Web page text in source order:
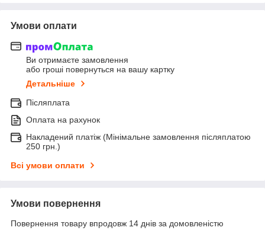
Умови оплати
Ви отримаєте замовлення
або гроші повернуться на вашу картку
Детальніше
Післяплата
Оплата на рахунок
Накладений платіж (Мінімальне замовлення післяплатою
250 грн.)
Всі умови оплати
Умови повернення
Повернення товару впродовж 14 днів за домовленістю